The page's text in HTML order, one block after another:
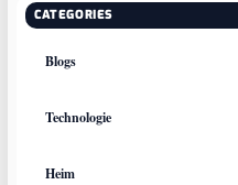
CATEGORIES
Blogs
Technologie
Heim